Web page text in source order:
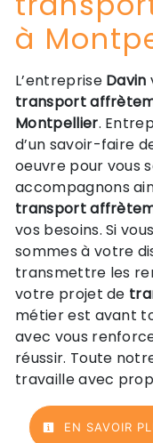
à
L’entreprise Davin
transport
Montpellier.
d’un savoir-faire
oeuvre pour vous
accompagnons
transport
vos besoins. Si
sommes à votre
transmettre les
votre projet de
métier est avant
avec vous
réussir. Toute
travaille avec
EN SAVOIR